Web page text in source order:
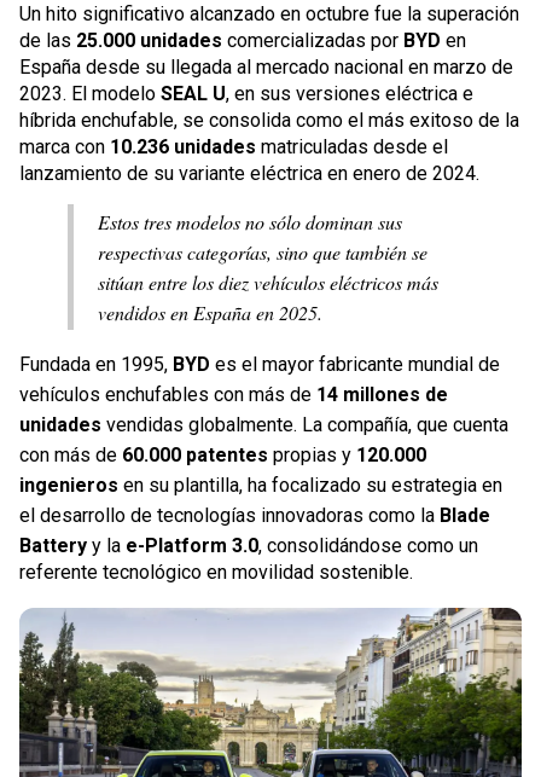
Un hito significativo alcanzado en octubre fue la superación
de las 25.000 unidades comercializadas por BYD en
España desde su llegada al mercado nacional en marzo de
2023. El modelo SEAL U, en sus versiones eléctrica e
híbrida enchufable, se consolida como el más exitoso de la
marca con 10.236 unidades matriculadas desde el
lanzamiento de su variante eléctrica en enero de 2024.
Estos tres modelos no sólo dominan sus
respectivas categorías, sino que también se
sitúan entre los diez vehículos eléctricos más
vendidos en España en 2025.
Fundada en 1995, BYD es el mayor fabricante mundial de
vehículos enchufables con más de 14 millones de
unidades vendidas globalmente. La compañía, que cuenta
con más de 60.000 patentes propias y 120.000
ingenieros en su plantilla, ha focalizado su estrategia en
el desarrollo de tecnologías innovadoras como la Blade
Battery y la e-Platform 3.0, consolidándose como un
referente tecnológico en movilidad sostenible.